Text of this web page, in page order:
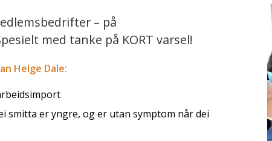
– på
med tanke på KORT varsel!
Helge Dale:
smitta er yngre, og er utan symptom når dei